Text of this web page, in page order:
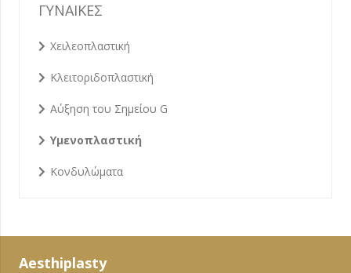
ΓΥΝΑΙΚΕΣ
Χειλεοπλαστική
Κλειτοριδοπλαστική
Αύξηση του Σημείου G
Υμενοπλαστική
Κονδυλώματα
Aesthiplasty